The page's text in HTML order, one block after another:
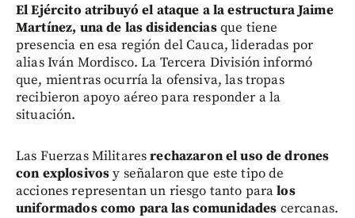
El Ejército atribuyó el ataque a la estructura Jaime
Martínez, una de las disidenciasque tiene
presencia en esa región del Cauca, lideradas por
alias Iván Mordisco. La Tercera División informó
que, mientras ocurría la ofensiva, las tropas
recibieron apoyo aéreo para responder a la
situación.
Las Fuerzas Militaresrechazaron el uso de drones
con explosivosy señalaron que este tipo de
acciones representan un riesgo tanto paralos
uniformados como para las comunidades cercanas.